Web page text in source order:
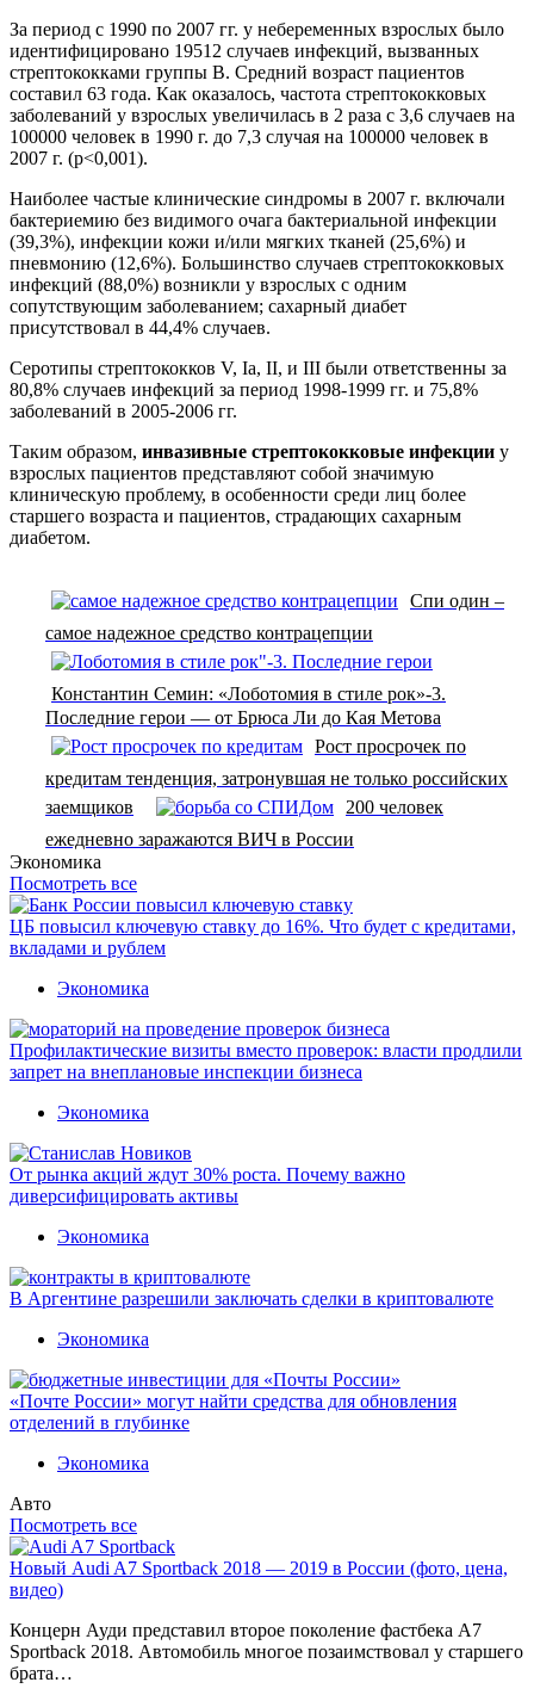
За период с 1990 по 2007 гг. у небеременных взрослых было
идентифицировано 19512 случаев инфекций, вызванных
стрептококками группы В. Средний возраст пациентов
составил 63 года. Как оказалось, частота стрептококковых
заболеваний у взрослых увеличилась в 2 раза с 3,6 случаев на
100000 человек в 1990 г. до 7,3 случая на 100000 человек в
2007 г. (р<0,001).
Наиболее частые клинические синдромы в 2007 г. включали
бактериемию без видимого очага бактериальной инфекции
(39,3%), инфекции кожи и/или мягких тканей (25,6%) и
пневмонию (12,6%). Большинство случаев стрептококковых
инфекций (88,0%) возникли у взрослых с одним
сопутствующим заболеванием; сахарный диабет
присутствовал в 44,4% случаев.
Серотипы стрептококков V, Ia, II, и III были ответственны за
80,8% случаев инфекций за период 1998-1999 гг. и 75,8%
заболеваний в 2005-2006 гг.
Таким образом, инвазивные стрептококковые инфекции у
взрослых пациентов представляют собой значимую
клиническую проблему, в особенности среди лиц более
старшего возраста и пациентов, страдающих сахарным
диабетом.
Спи один –
самое надежное средство контрацепции
Константин Семин: «Лоботомия в стиле рок»-3.
Последние герои — от Брюса Ли до Кая Метова
Рост просрочек по
кредитам тенденция, затронувшая не только российских
заемщиков
200 человек
ежедневно заражаются ВИЧ в России
Экономика
Посмотреть все
ЦБ повысил ключевую ставку до 16%. Что будет с кредитами,
вкладами и рублем
Экономика
Профилактические визиты вместо проверок: власти продлили
запрет на внеплановые инспекции бизнеса
Экономика
От рынка акций ждут 30% роста. Почему важно
диверсифицировать активы
Экономика
В Аргентине разрешили заключать сделки в криптовалюте
Экономика
«Почте России» могут найти средства для обновления
отделений в глубинке
Экономика
Авто
Посмотреть все
Новый Audi A7 Sportback 2018 — 2019 в России (фото, цена,
видео)
Концерн Ауди представил второе поколение фастбека A7
Sportback 2018. Автомобиль многое позаимствовал у старшего
брата…